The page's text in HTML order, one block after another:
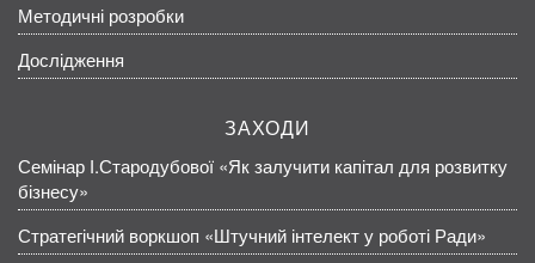
Методичні розробки
Дослідження
ЗАХОДИ
Семінар І.Стародубової «Як залучити капітал для розвитку
бізнесу»
Стратегічний воркшоп «Штучний інтелект у роботі Ради»